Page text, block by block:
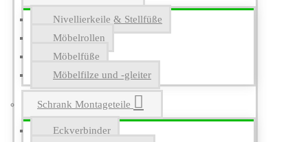
Nivellierkeile & Stellfüße
Möbelrollen
Möbelfüße
Möbelfilze und -gleiter
Schrank Montageteile
Eckverbinder